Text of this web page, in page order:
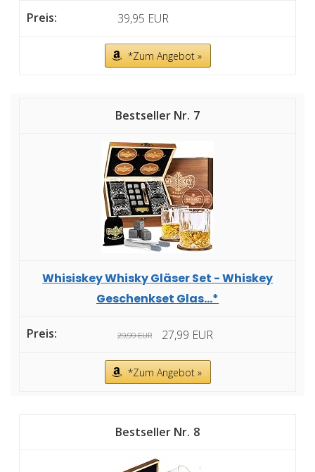
39,95 EUR
*Zum Angebot »
7
Whisiskey Whisky Gläser Set - Whiskey
Geschenkset Glas...*
29,99 EUR 27,99 EUR
*Zum Angebot »
8